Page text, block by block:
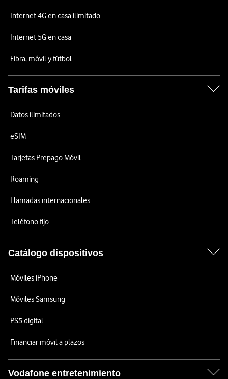
Internet 4G en casa ilimitado
Internet 5G en casa
Fibra, móvil y fútbol
Tarifas móviles
Datos ilimitados
eSIM
Tarjetas Prepago Móvil
Roaming
Llamadas internacionales
Teléfono fijo
Catálogo dispositivos
Móviles iPhone
Móviles Samsung
PS5 digital
Financiar móvil a plazos
Vodafone entretenimiento